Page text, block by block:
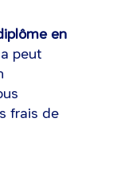
en
peut
frais de